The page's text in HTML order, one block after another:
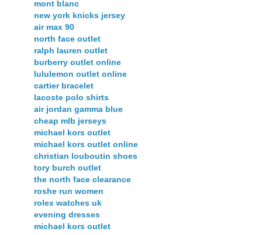
mont blanc
new york knicks jersey
air max 90
north face outlet
ralph lauren outlet
burberry outlet online
lululemon outlet online
cartier bracelet
lacoste polo shirts
air jordan gamma blue
cheap mlb jerseys
michael kors outlet
michael kors outlet online
christian louboutin shoes
tory burch outlet
the north face clearance
roshe run women
rolex watches uk
evening dresses
michael kors outlet